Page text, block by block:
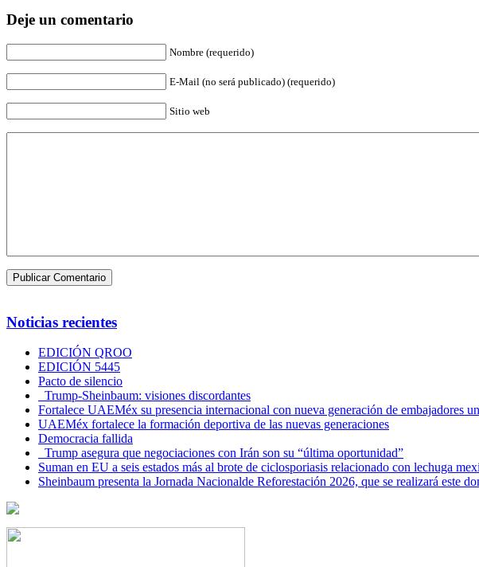
Deje un comentario
Nombre (requerido)
E-Mail (no será publicado) (requerido)
Sitio web
Noticias recientes
EDICIÓN QROO
EDICIÓN 5445
Pacto de silencio
Trump-Sheinbaum: visiones discordantes
Fortalece UAEMéx su presencia internacional con nueva generación de embajadores
UAEMéx fortalece la formación deportiva de las nuevas generaciones
Democracia fallida
Trump asegura que negociaciones con Irán son su “última oportunidad”
Suman en EU a seis estados más al brote de ciclosporiasis relacionado con lechuga
Sheinbaum presenta la Jornada Nacionalde Reforestación 2026, que se realizará este